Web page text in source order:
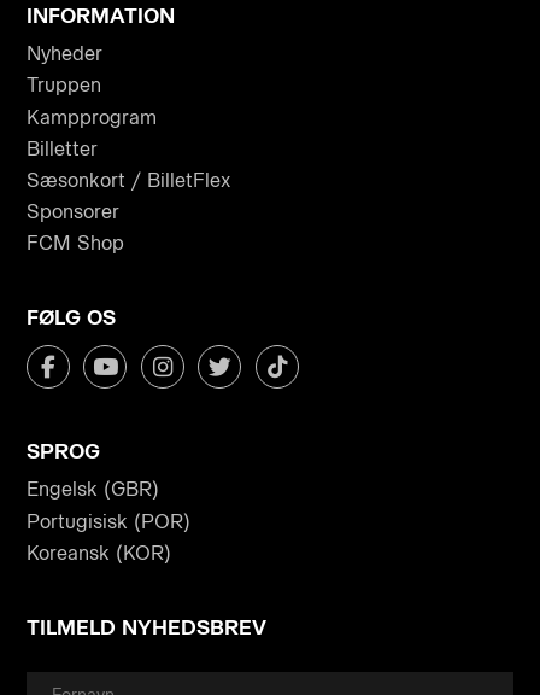
INFORMATION
Nyheder
Truppen
Kampprogram
Billetter
Sæsonkort / BilletFlex
Sponsorer
FCM Shop
FØLG OS
SPROG
Engelsk (GBR)
Portugisisk (POR)
Koreansk (KOR)
TILMELD NYHEDSBREV